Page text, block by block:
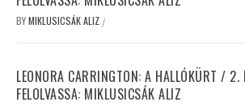
BYMIKLUSICSÁK ALIZ /
LEONORA CARRINGTON: A HALLÓKÜRT /
FELOLVASSA: MIKLUSICSÁK ALIZ